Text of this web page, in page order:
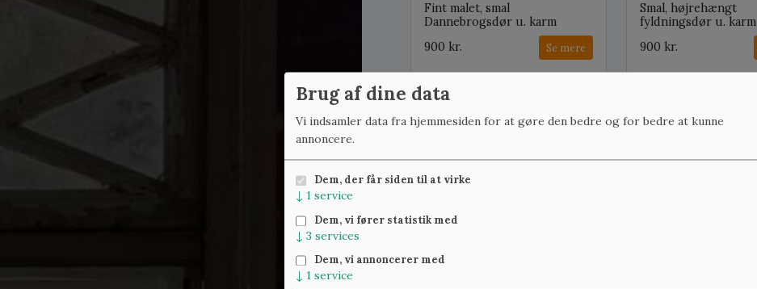
Fint malet, smal
Dannebrogsdør u. karm
900 kr.
Se mere
Smal, højrehængt
fyldningsdør u. karm
900 kr.
Badeværelsesdør i funkisstil
Brug af dine data
Vi indsamler data fra hjemmesiden for at gøre den bedre og for bedre at kunne
annoncere.
Dem, der får siden til at virke
↓ 1 service
Dem, vi fører statistik med
↓ 3 services
Dem, vi annoncerer med
↓ 1 service